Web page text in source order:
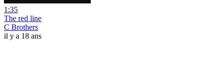
1:35
The red line
C Brothers
il y a 18 ans